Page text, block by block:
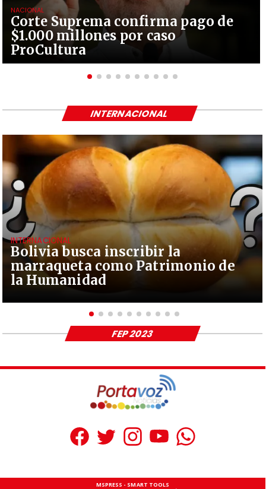
Corte Suprema confirma pago de
$1.000 millones por caso
ProCultura
NACIONAL
Bolivia busca inscribir la
marraqueta como Patrimonio de
la Humanidad
INTERNACIONAL
INTERNACIONAL
FEP 2023
MSPRESS - SMART TOOLS